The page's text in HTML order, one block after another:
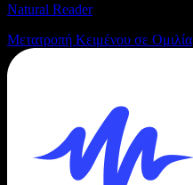
Natural Reader
Μετατροπή Κειμένου σε Ομιλία